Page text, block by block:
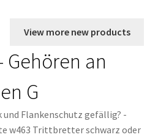
View more new products
Gehören an
G
und Flankenschutz gefällig? -
w463 Trittbretter schwarz oder